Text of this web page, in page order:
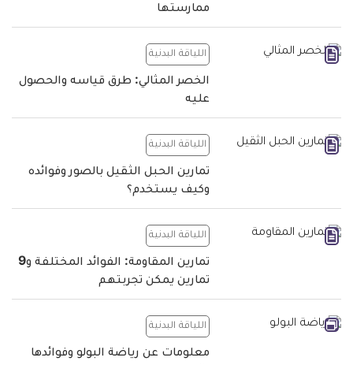
ممارستها
اللياقة البدنية
الخصر المثالي: طرق قياسه والحصول
عليه
اللياقة البدنية
تمارين الحبل الثقيل بالصور وفوائده
وكيف يستخدم؟
اللياقة البدنية
تمارين المقاومة: الفوائد المختلفة و9
تمارين يمكن تجربتهم
اللياقة البدنية
معلومات عن رياضة البولو وفوائدها